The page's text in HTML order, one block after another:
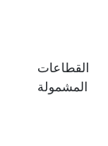
القطاعات
المشمولة